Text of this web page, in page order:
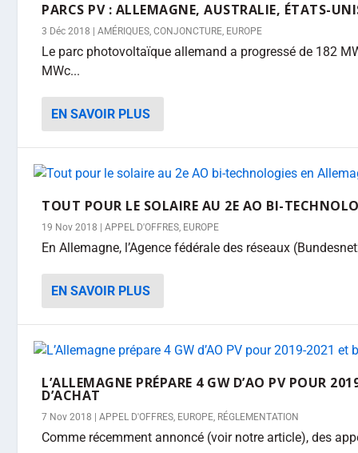
PARCS PV : ALLEMAGNE, AUSTRALIE, ÉTATS-
3 Déc 2018 |AMÉRIQUES,CONJONCTURE, EUROPE
Le parc photovoltaïque allemand a progressé de 182
MWc...
EN SAVOIR PLUS
TOUT POUR LE SOLAIRE AU 2E AO BI-
19 Nov 2018 |APPEL D'OFFRES, EUROPE
En Allemagne, l’Agence fédérale des réseaux
EN SAVOIR PLUS
L’ALLEMAGNE PRÉPARE 4 GW D’AO PV POUR
D’ACHAT
7 Nov 2018 |APPEL D'OFFRES, EUROPE, RÉGLEMENTATION
Comme récemment annoncé (voir notre article), des